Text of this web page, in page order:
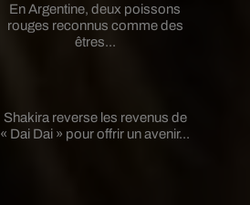
En Argentine, deux poissons
rouges reconnus comme des
êtres...
Shakira reverse les revenus de
« Dai Dai » pour offrir un avenir...